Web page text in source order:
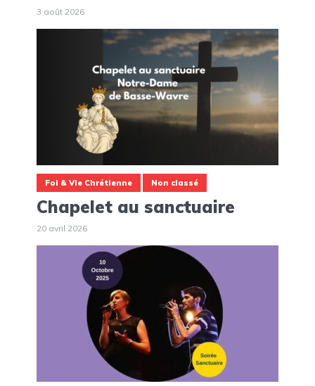
3 août 2026
Foi & Vie Chrétienne Non classé
Chapelet au sanctuaire
20 avril 2026